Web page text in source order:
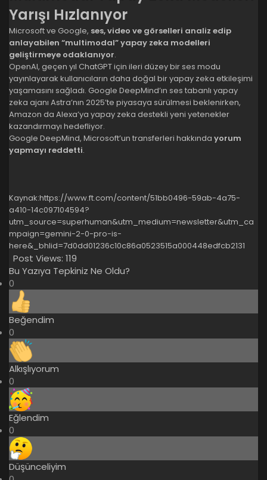
Yarışı Hızlanıyor
Microsoft ve Google, ses, video ve görselleri analiz edip
anlayabilen “multimodal” yapay zeka modelleri
geliştirmeye odaklanıyor.
OpenAI, geçen yıl ChatGPT için ileri düzey bir ses modu
yayınlayarak kullanıcıların daha doğal bir yapay zeka etkileşimi
yaşamasını sağladı. Google DeepMind’ın ses tabanlı yapay
zeka ajanı Astra’nın 2025’te piyasaya sürülmesi beklenirken,
Amazon da Alexa’ya yapay zeka destekli yeni yetenekler
kazandırmayı hedefliyor.
Google DeepMind, Microsoft’un transferleri hakkında yorum
yapmayı reddetti.
Kaynak:https://www.ft.com/content/51bb0496-59ab-4a75-
a410-14c097104594?
utm_source=superhuman&utm_medium=newsletter&utm_ca
mpaign=gemini-2-0-pro-is-
here&_bhlid=7d0dd01236c10c86a0523515a000448edfcb2131
Post Views: 119
Bu Yazıya Tepkiniz Ne Oldu?
0
Beğendim
0
Alkışlıyorum
0
Eğlendim
0
Düşünceliyim